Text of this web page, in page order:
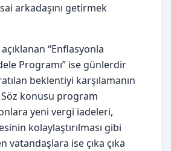
arkadaşını getirmek
“Enflasyonla
Programı” ise günlerdir
beklentiyi karşılamanın
Söz konusu program
yeni vergi iadeleri,
kolaylaştırılması gibi
vatandaşlara ise çıka çıka